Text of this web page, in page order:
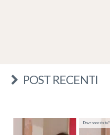
POST RECENTI
Dove sono stata?